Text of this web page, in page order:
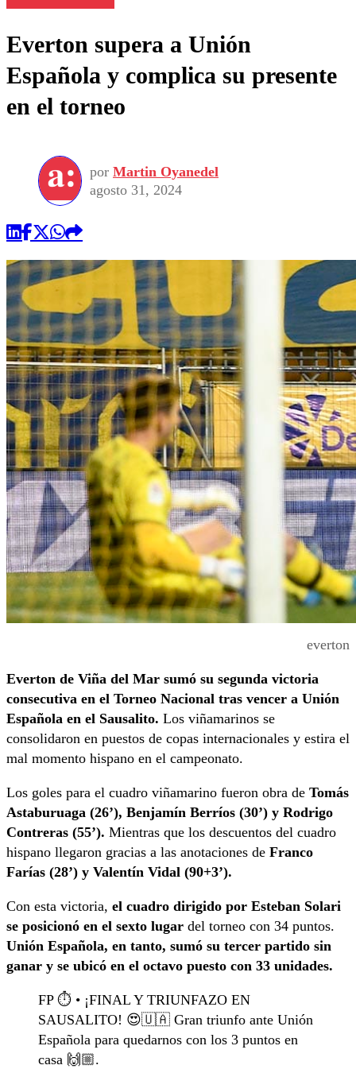
Everton supera a Unión
Española y complica su presente
en el torneo
por Martin Oyanedel
agosto 31, 2024
everton
Everton de Viña del Mar sumó su segunda victoria
consecutiva en el Torneo Nacional tras vencer a Unión
Española en el Sausalito. Los viñamarinos se
consolidaron en puestos de copas internacionales y estira el
mal momento hispano en el campeonato.
Los goles para el cuadro viñamarino fueron obra de Tomás
Astaburuaga (26’), Benjamín Berríos (30’) y Rodrigo
Contreras (55’). Mientras que los descuentos del cuadro
hispano llegaron gracias a las anotaciones de Franco
Farías (28’) y Valentín Vidal (90+3’).
Con esta victoria, el cuadro dirigido por Esteban Solari
se posicionó en el sexto lugar del torneo con 34 puntos.
Unión Española, en tanto, sumó su tercer partido sin
ganar y se ubicó en el octavo puesto con 33 unidades.
FP ⏱️ • ¡FINAL Y TRIUNFAZO EN
SAUSALITO! 😍🇺🇦 Gran triunfo ante Unión
Española para quedarnos con los 3 puntos en
casa 🙌🏼.